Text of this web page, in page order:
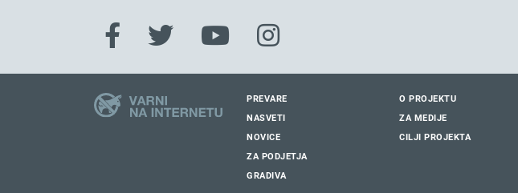
PREVARE
NASVETI
NOVICE
ZA PODJETJA
GRADIVA
O PROJEKTU
ZA MEDIJE
CILJI PROJEKTA